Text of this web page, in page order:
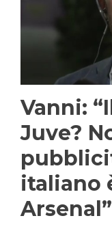
Vanni:
Juve?
italiano
Arsenal”